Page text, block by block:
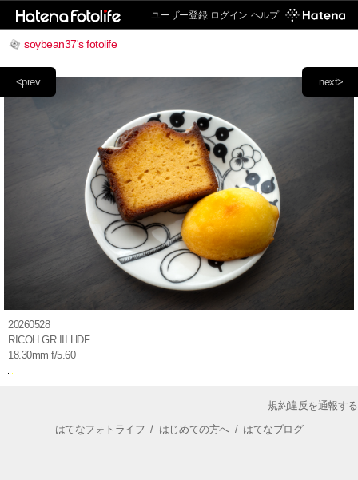
ユーザー登録 ログイン ヘルプ
soybean37's fotolife
next>
<prev
20260528
RICOH GR III HDF
18.30mm f/5.60
規約違反を通報する
はてなフォトライフ / はじめての方へ/ はてなブログ